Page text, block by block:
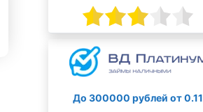
До 300000 рублей от 0.11